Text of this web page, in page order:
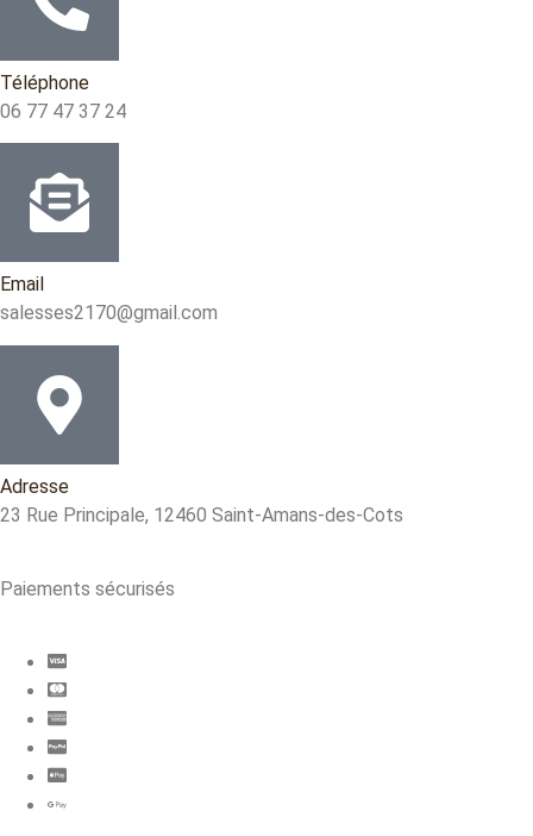
Téléphone
06 77 47 37 24
Email
salesses2170@gmail.com
Adresse
23 Rue Principale, 12460 Saint-Amans-des-Cots
Paiements sécurisés